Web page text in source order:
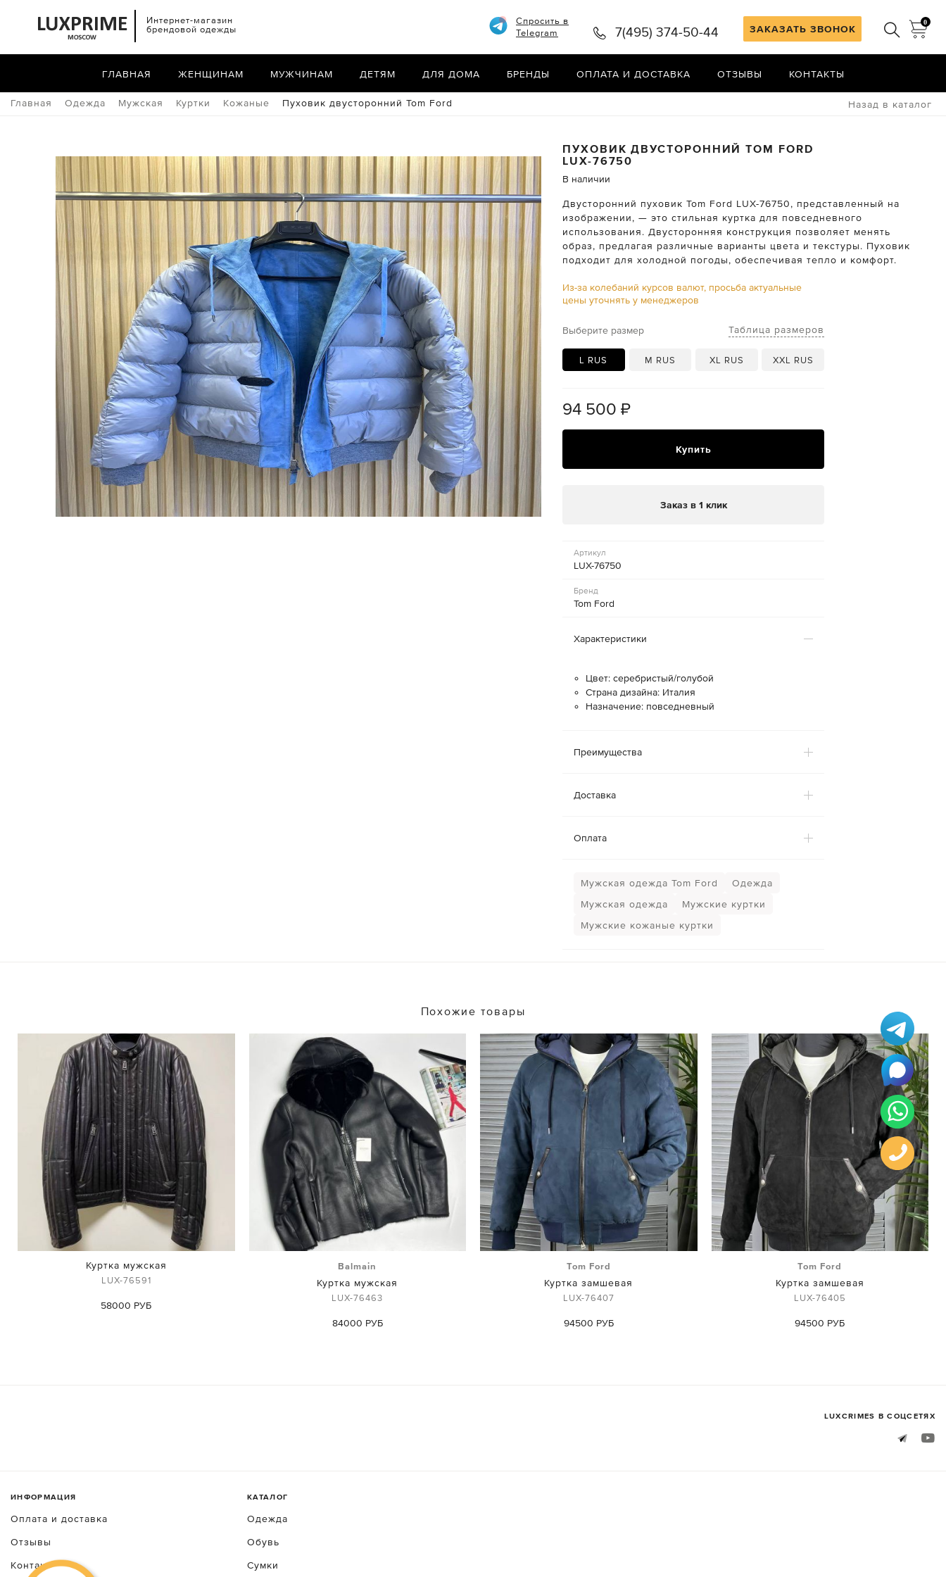
Интернет-магазин
брендовой одежды
ЗАКАЗАТЬ ЗВОНОК
0
Спросить в
Telegram
7(495) 374-50-44
ГЛАВНАЯ ЖЕНЩИНАМ МУЖЧИНАМ ДЕТЯМ ДЛЯ ДОМА БРЕНДЫ ОПЛАТА И ДОСТАВКА ОТЗЫВЫ КОНТАКТЫ
Главная Одежда Мужская Куртки Кожаные Пуховик двусторонний Tom Ford Назад в каталог
ПУХОВИК ДВУСТОРОННИЙTOM FORD
LUX-76750
В наличии
Двусторонний пуховик Tom Ford LUX-76750, представленный на
изображении, — это стильная куртка для повседневного
использования. Двусторонняя конструкция позволяет менять
образ, предлагая различные варианты цвета и текстуры. Пуховик
подходит для холодной погоды, обеспечивая тепло и комфорт.
Из-за колебаний курсов валют, просьба актуальные
цены уточнять у менеджеров
Выберите размер Таблица размеров
L RUS M RUS XL RUS XXL RUS
94 500 ₽
Купить
Заказ в 1 клик
Артикул
LUX-76750
Бренд
Tom Ford
Характеристики
Цвет: серебристый/голубой
Страна дизайна: Италия
Назначение: повседневный
Преимущества
Доставка
Оплата
Мужская одежда Tom Ford
Одежда
Мужская одежда
Мужские куртки
Мужские кожаные куртки
Похожие товары
Куртка мужская
LUX-76591
58000 РУБ
Balmain
Куртка мужская
LUX-76463
84000 РУБ
Tom Ford
Куртка замшевая
LUX-76407
94500 РУБ
Tom Ford
Куртка замшевая
LUX-76405
94500 РУБ
LUXСRIMES В СОЦСЕТЯХ
ИНФОРМАЦИЯ
Оплата и доставка
Отзывы
Контакты
КАТАЛОГ
Одежда
Обувь
Сумки